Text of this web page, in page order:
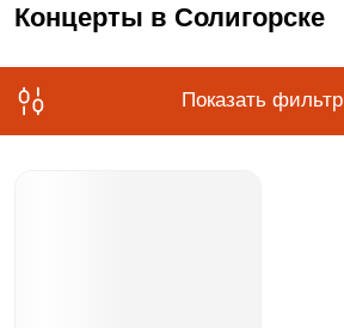
Концерты в Солигорске
Показать фильтр